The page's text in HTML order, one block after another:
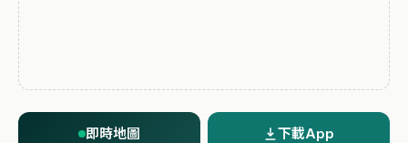
即時地圖 下載App